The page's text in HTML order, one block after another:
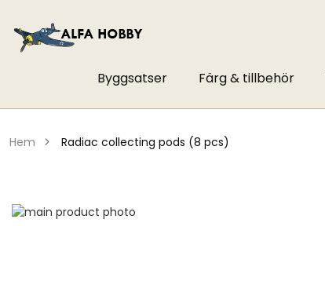
Byggsatser Färg & tillbehör
hem radiac collecting pods (8 pcs)
Hoppa